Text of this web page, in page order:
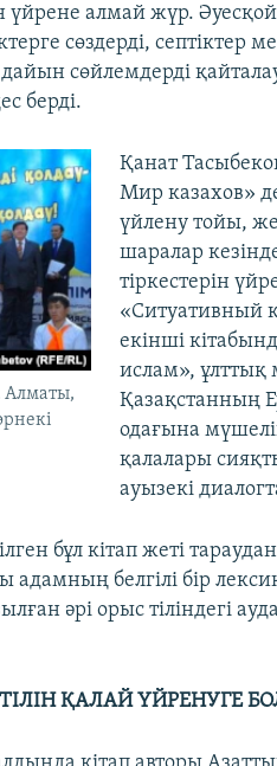
үйрене алмай жүр. Әуесқой
сөздерді, септіктер
дайын сөйлемдерді
берді.
Алматы,
Қанат
Мир казахов»
үйлену тойы,
шаралар
тіркестерін
«Ситуативный
екінші
ислам», ұлттық
Қазақстанның
одағына
қалалары
ауызекі
бұл кітап жеті
адамның белгілі бір
әрі орыс тіліндегі
ҚАЛАЙ ҮЙРЕНУГЕ